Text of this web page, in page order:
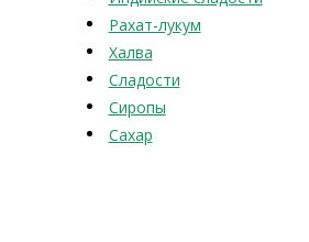
Рахат-лукум
Халва
Сладости
Сиропы
Сахар